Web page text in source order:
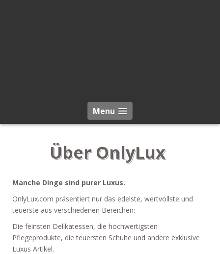
Menu
Über OnlyLux
Manche Dinge sind purer Luxus.
OnlyLux.com präsentiert nur das edelste, wertvollste und
teuerste aus verschiedenen Bereichen:
Die feinsten Delikatessen, die hochwertigsten
Pflegeprodukte, die teuersten Schuhe und andere exklusive
Luxus Artikel.